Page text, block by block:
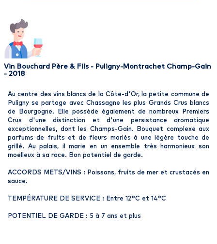
Vin Bouchard Père & Fils - Puligny-Montrachet Champ-Gain
- 2018
Au centre des vins blancs de la Côte-d'Or, la petite commune de
Puligny se partage avec Chassagne les plus Grands Crus blancs
de Bourgogne. Elle possède également de nombreux Premiers
Crus d'une distinction et d'une persistance aromatique
exceptionnelles, dont les Champs-Gain. Bouquet complexe aux
parfums de fruits et de fleurs mariés à une légère touche de
grillé. Au palais, il marie en un ensemble très harmonieux son
moelleux à sa race. Bon potentiel de garde.
ACCORDS METS/VINS : Poissons, fruits de mer et crustacés en
sauce.
TEMPÉRATURE DE SERVICE : Entre 12°C et 14°C
POTENTIEL DE GARDE : 5 à 7 ans et plus